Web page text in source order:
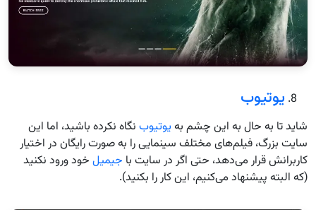
یوتیوب
شاید تا به حال به این چشم به یوتیوب نگاه نکرده باشید، اما این
سایت بزرگ، فیلم‌های مختلف سینمایی را به صورت رایگان در اختیار
کاربرانش قرار می‌دهد، حتی اگر در سایت با جیمیل خود ورود نکنید
(که البته پیشنهاد می‌کنیم، این کار را بکنید).